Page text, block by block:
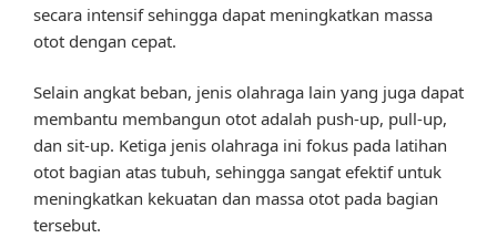
secara intensif sehingga dapat meningkatkan massa
otot dengan cepat.
Selain angkat beban, jenis olahraga lain yang juga dapat
membantu membangun otot adalah push-up, pull-up,
dan sit-up. Ketiga jenis olahraga ini fokus pada latihan
otot bagian atas tubuh, sehingga sangat efektif untuk
meningkatkan kekuatan dan massa otot pada bagian
tersebut.